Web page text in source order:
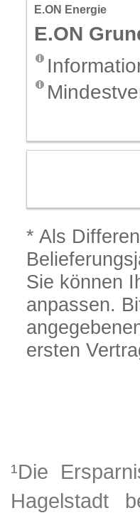
¹Die
Hagelstadt